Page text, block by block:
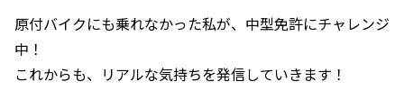
原付バイクにも乗れなかった私が、中型免許にチャレンジ
中！
これからも、リアルな気持ちを発信していきます！